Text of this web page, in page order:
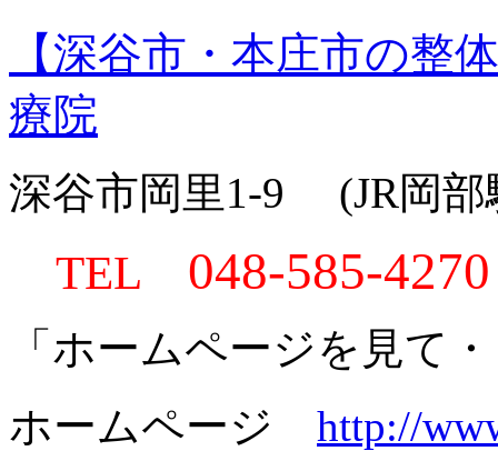
【深谷市・本庄市の整
療院
深谷市岡里1-9 (JR岡部
TEL 048-585-4270
「ホームページを見て
ホームページ http://